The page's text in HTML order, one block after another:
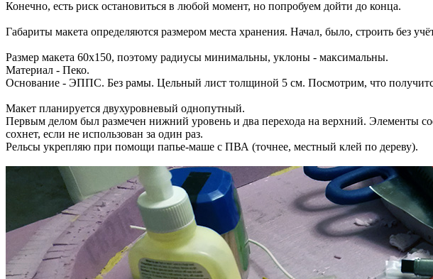
Конечно, есть риск остановиться в любой момент, но попробуем дойти до конца.
Габариты макета определяются размером места хранения. Начал, было, строить без
Размер макета 60х150, поэтому радиусы минимальны, уклоны - максимальны.
Материал - Пеко.
Основание - ЭППС. Без рамы. Цельный лист толщиной 5 см. Посмотрим, что
Макет планируется двухуровневый однопутный.
Первым делом был размечен нижний уровень и два перехода на верхний. Элементы
сохнет, если не использован за один раз.
Рельсы укрепляю при помощи папье-маше с ПВА (точнее, местный клей по дереву).